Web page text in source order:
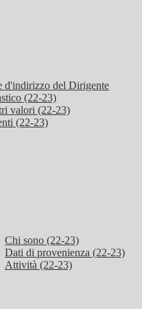
d'indirizzo del Dirigente
(22-23)
valori (22-23)
(22-23)
Chi sono (22-23)
Dati di provenienza (22-23)
Attività (22-23)